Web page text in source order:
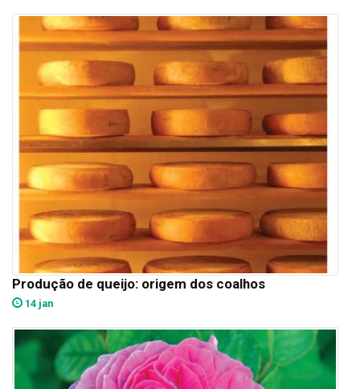
Produção de queijo: origem dos coalhos
14 jan